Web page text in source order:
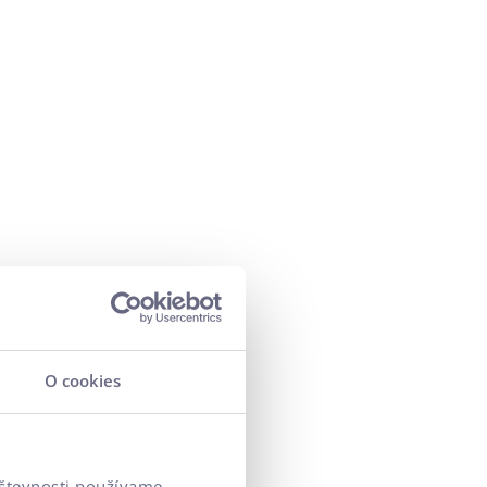
O cookies